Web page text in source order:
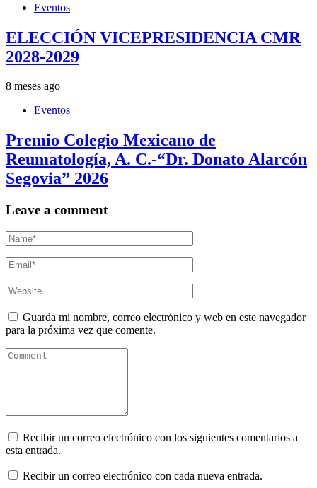
Eventos
ELECCIÓN VICEPRESIDENCIA CMR
2028-2029
8 meses ago
Eventos
Premio Colegio Mexicano de
Reumatología, A. C.-“Dr. Donato Alarcón
Segovia” 2026
Leave a comment
Guarda mi nombre, correo electrónico y web en este navegador
para la próxima vez que comente.
Recibir un correo electrónico con los siguientes comentarios a
esta entrada.
Recibir un correo electrónico con cada nueva entrada.